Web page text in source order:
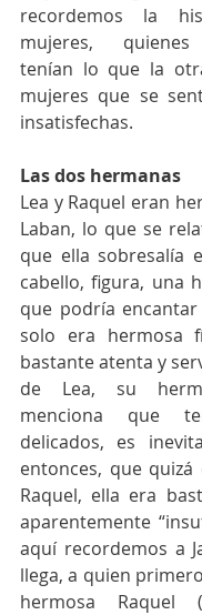
recordemos la
mujeres, quienes
tenían lo que la
mujeres que se
insatisfechas.
Las dos hermanas
Lea y Raquel eran
Laban, lo que se
que ella sobresalía
cabello, figura, una
que podría
solo era hermosa
bastante atenta y
de Lea, su
menciona que
delicados, es
entonces, que
Raquel, ella era
aparentemente
aquí recordemos a
llega, a quien
hermosa